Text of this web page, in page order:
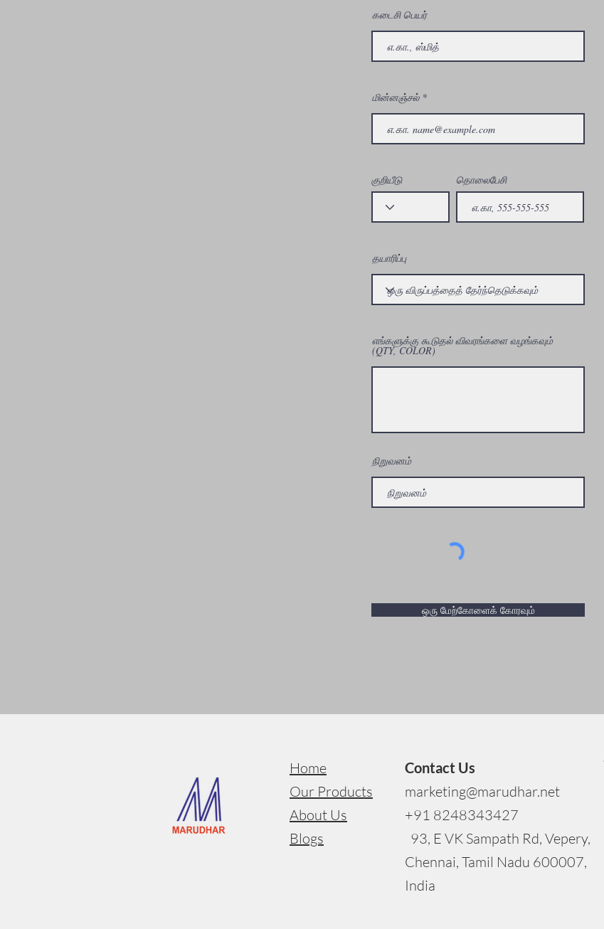
கடைசி பெயர்
மின்னஞ்சல்
குறியீடு தொலைபேசி
தயாரிப்பு
எங்களுக்கு கூடுதல் விவரங்களை வழங்கவும்
(QTY, COLOR)
நிறுவனம்
ஒரு மேற்கோளைக் கோரவும்
Home
Our Products
About Us
Blogs
Contact Us
marketing@marudhar.net
+91 8248343427
93, E VK Sampath Rd, Vepery,
Chennai, Tamil Nadu 600007,
India